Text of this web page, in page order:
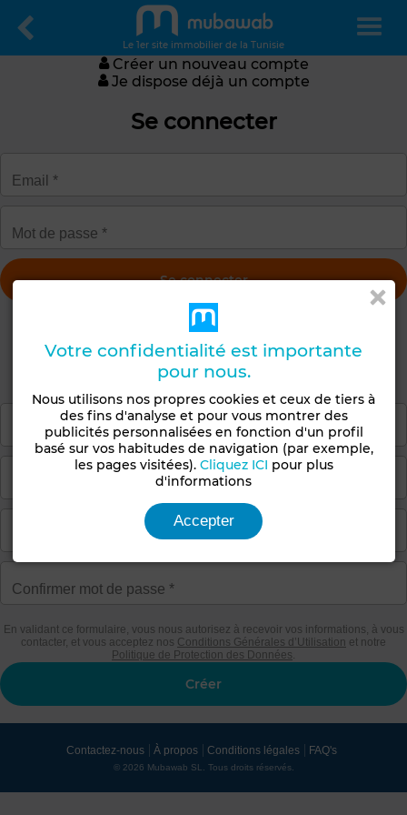
Le 1er site immobilier de la Tunisie
Créer un nouveau compte
Je dispose déjà un compte
Se connecter
Obtenir un nouveau mot de passe
Créer un compte
En validant ce formulaire, vous nous autorisez à recevoir vos informations, à vous
contacter, et vous acceptez nos Conditions Générales d’Utilisation et notre
Politique de Protection des Données
Contactez-nous À propos Conditions légales FAQ's
© 2026 Mubawab SL. Tous droits réservés.
Votre confidentialité est importante
pour nous.
Nous utilisons nos propres cookies et ceux de tiers à
des fins d'analyse et pour vous montrer des
publicités personnalisées en fonction d'un profil
basé sur vos habitudes de navigation (par exemple,
les pages visitées). Cliquez ICI pour plus
d'informations
Accepter